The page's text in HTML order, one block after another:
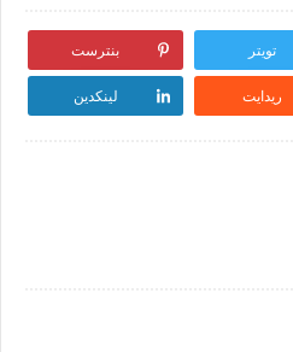
تويتر بنترست
ريدايت لينكدين